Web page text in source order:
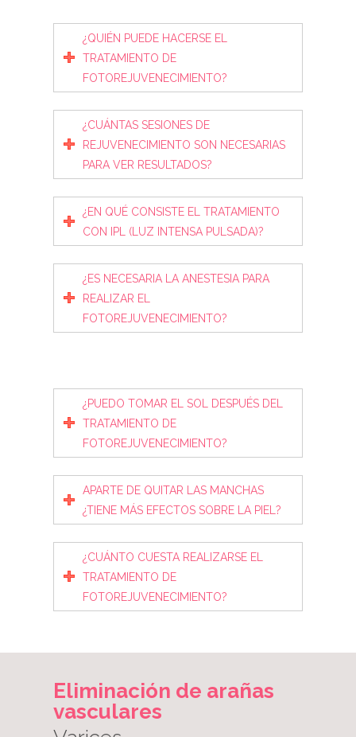
¿QUIÉN PUEDE HACERSE EL
TRATAMIENTO DE
FOTOREJUVENECIMIENTO?
¿CUÁNTAS SESIONES DE
REJUVENECIMIENTO SON NECESARIAS
PARA VER RESULTADOS?
¿EN QUÉ CONSISTE EL TRATAMIENTO
CON IPL (LUZ INTENSA PULSADA)?
¿ES NECESARIA LA ANESTESIA PARA
REALIZAR EL
FOTOREJUVENECIMIENTO?
¿PUEDO TOMAR EL SOL DESPUÉS DEL
TRATAMIENTO DE
FOTOREJUVENECIMIENTO?
APARTE DE QUITAR LAS MANCHAS
¿TIENE MÁS EFECTOS SOBRE LA PIEL?
¿CUÁNTO CUESTA REALIZARSE EL
TRATAMIENTO DE
FOTOREJUVENECIMIENTO?
Eliminación de arañas
vasculares